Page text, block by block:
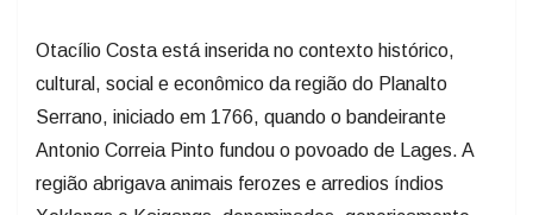
Otacílio Costa está inserida no contexto histórico,
cultural, social e econômico da região do Planalto
Serrano, iniciado em 1766, quando o bandeirante
Antonio Correia Pinto fundou o povoado de Lages. A
região abrigava animais ferozes e arredios índios